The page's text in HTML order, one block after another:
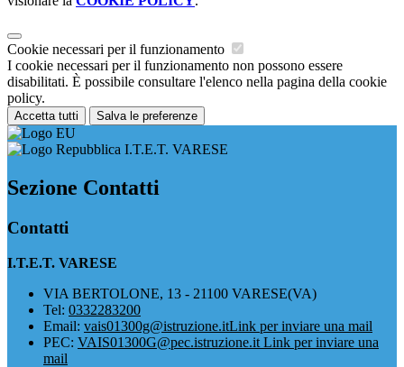
Cookie necessari per il funzionamento
I cookie necessari per il funzionamento non possono essere
disabilitati. È possibile consultare l'elenco nella pagina della cookie
policy.
Accetta tutti Salva le preferenze
I.T.E.T. VARESE
Sezione Contatti
Contatti
I.T.E.T. VARESE
VIA BERTOLONE, 13 - 21100 VARESE(VA)
Tel: 0332283200
Email: vais01300g@istruzione.itLink per inviare una mail
PEC: VAIS01300G@pec.istruzione.it Link per inviare una
mail